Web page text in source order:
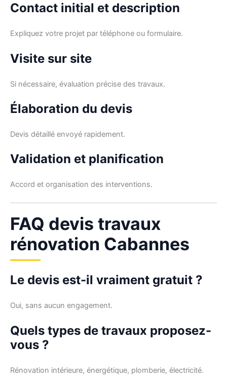
Contact initial et description
Expliquez votre projet par téléphone ou formulaire.
Visite sur site
Si nécessaire, évaluation précise des travaux.
Élaboration du devis
Devis détaillé envoyé rapidement.
Validation et planification
Accord et organisation des interventions.
FAQ devis travaux
rénovation Cabannes
Le devis est-il vraiment gratuit ?
Oui, sans aucun engagement.
Quels types de travaux proposez-
vous ?
Rénovation intérieure, énergétique, plomberie, électricité.